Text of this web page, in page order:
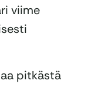
viime
pitkästä